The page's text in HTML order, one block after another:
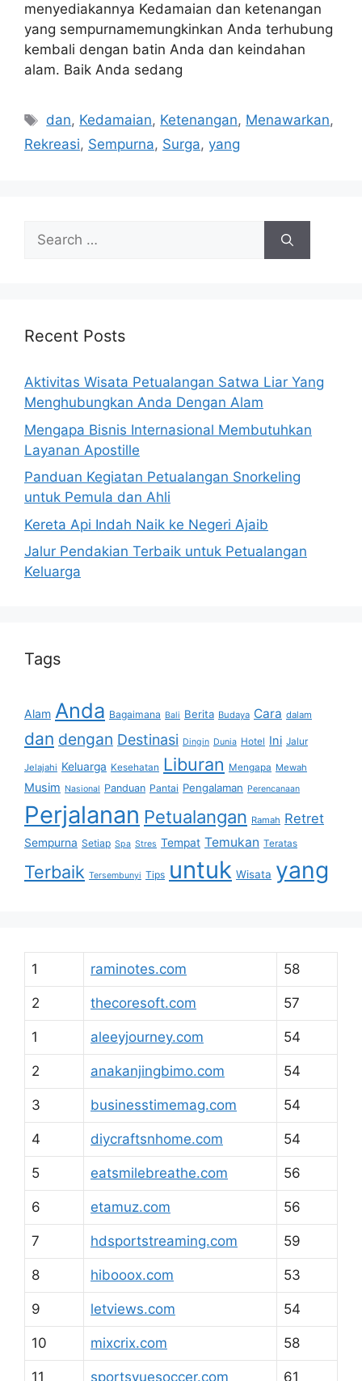
menyediakannya Kedamaian dan ketenangan
yang sempurnamemungkinkan Anda terhubung
kembali dengan batin Anda dan keindahan
alam. Baik Anda sedang
Tags
dan, Kedamaian, Ketenangan, Menawarkan,
Rekreasi, Sempurna, Surga, yang
Search
for:
Recent Posts
Aktivitas Wisata Petualangan Satwa Liar Yang
Menghubungkan Anda Dengan Alam
Mengapa Bisnis Internasional Membutuhkan
Layanan Apostille
Panduan Kegiatan Petualangan Snorkeling
untuk Pemula dan Ahli
Kereta Api Indah Naik ke Negeri Ajaib
Jalur Pendakian Terbaik untuk Petualangan
Keluarga
Tags
Alam Anda Bagaimana Bali Berita Budaya Cara dalam
dan dengan Destinasi Dingin Dunia Hotel Ini Jalur
Jelajahi Keluarga Kesehatan Liburan Mengapa Mewah
Musim Nasional Panduan Pantai Pengalaman Perencanaan
Perjalanan Petualangan Ramah Retret
Sempurna Setiap Spa Stres Tempat Temukan Teratas
Terbaik Tersembunyi Tips untuk Wisata yang
1 raminotes.com 58
2 thecoresoft.com 57
1 aleeyjourney.com 54
2 anakanjingbimo.com 54
3 businesstimemag.com 54
4 diycraftsnhome.com 54
5 eatsmilebreathe.com 56
6 etamuz.com 56
7 hdsportstreaming.com 59
8 hibooox.com 53
9 letviews.com 54
10 mixcrix.com 58
11 sportsvuesoccer.com 61